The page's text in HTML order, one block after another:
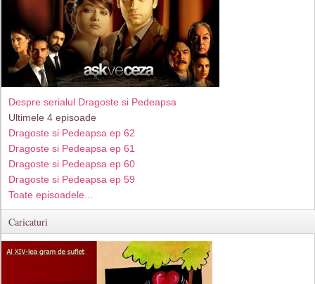
Despre serialul Dragoste si Pedeapsa
Ultimele 4 episoade
Dragoste si Pedeapsa ep 62
Dragoste si Pedeapsa ep 61
Dragoste si Pedeapsa ep 60
Dragoste si Pedeapsa ep 59
Toate episoadele...
Caricaturi